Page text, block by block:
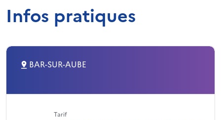
Infos pratiques
BAR-SUR-AUBE
Tarif